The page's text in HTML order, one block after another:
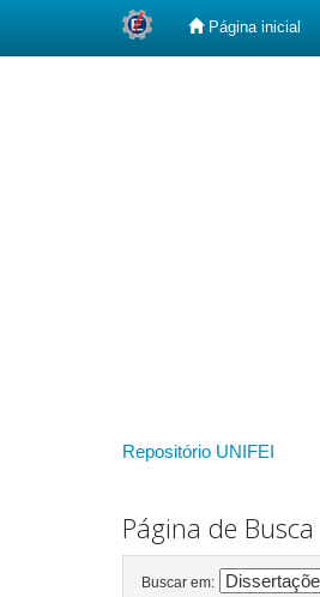
Página inicial
Repositório UNIFEI
Página de Busca
Buscar em: